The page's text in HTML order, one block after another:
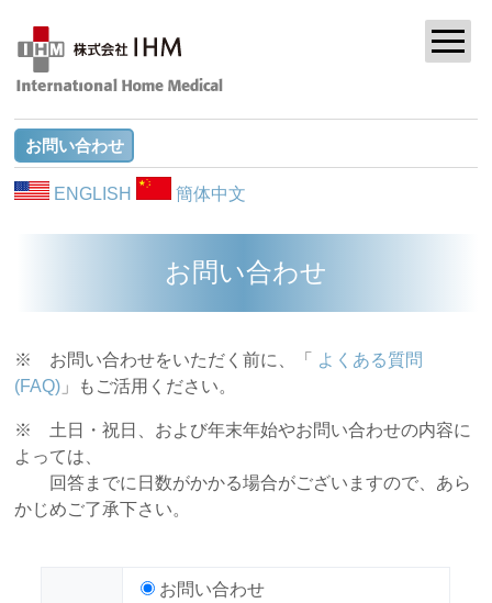
お問い合わせ
ENGLISH 簡体中文
お問い合わせ
※ お問い合わせをいただく前に、「
よくある質問
(FAQ) 」もご活用ください。
※ 土日・祝日、および年末年始やお問い合わせの内容に
よっては、
回答までに日数がかかる場合がございますので、あら
かじめご了承下さい。
お問い合わせ